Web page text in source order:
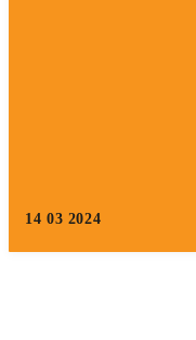
14 03 2024